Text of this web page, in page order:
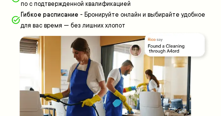
по с подтвержденной квалификацией
Гибкое расписание - Бронируйте онлайн и выбирайте удобное
для вас время — без лишних хлопот